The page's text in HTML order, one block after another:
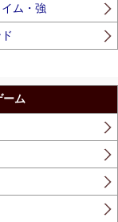
ム・強
ーム